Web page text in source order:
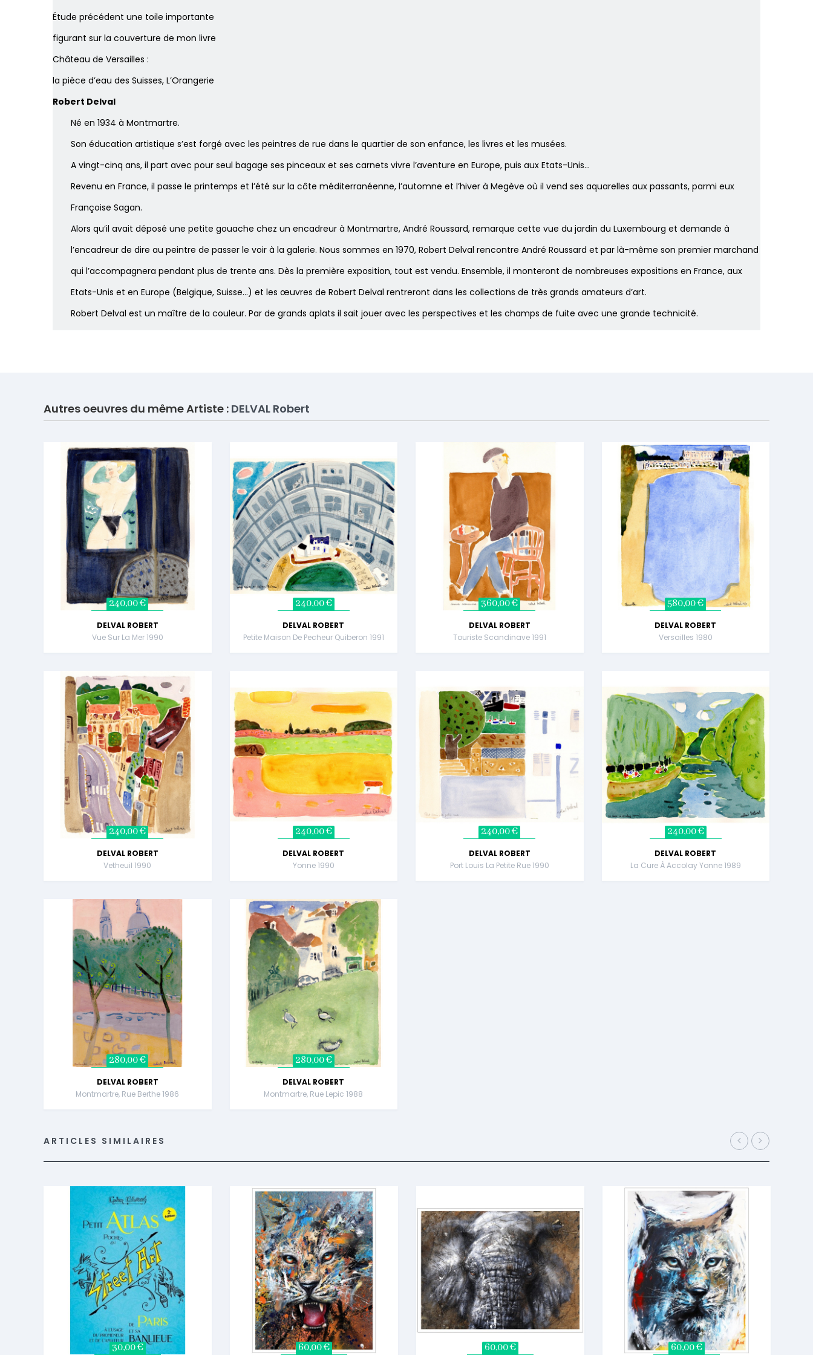
Étude précédent une toile importante
figurant sur la couverture de mon livre
Château de Versailles :
la pièce d’eau des Suisses, L’Orangerie
Robert Delval
Né en 1934 à Montmartre.
Son éducation artistique s’est forgé avec les peintres de rue dans le quartier de son enfance, les livres et les musées.
A vingt-cinq ans, il part avec pour seul bagage ses pinceaux et ses carnets vivre l’aventure en Europe, puis aux Etats-Unis…
Revenu en France, il passe le printemps et l’été sur la côte méditerranéenne, l’automne et l’hiver à Megève où il vend ses aquarelles aux passants, parmi eux
Françoise Sagan.
Alors qu’il avait déposé une petite gouache chez un encadreur à Montmartre, André Roussard, remarque cette vue du jardin du Luxembourg et demande à
l’encadreur de dire au peintre de passer le voir à la galerie. Nous sommes en 1970, Robert Delval rencontre André Roussard et par là-même son premier marchand
qui l’accompagnera pendant plus de trente ans. Dès la première exposition, tout est vendu. Ensemble, il monteront de nombreuses expositions en France, aux
Etats-Unis et en Europe (Belgique, Suisse…) et les œuvres de Robert Delval rentreront dans les collections de très grands amateurs d’art.
Robert Delval est un maître de la couleur. Par de grands aplats il sait jouer avec les perspectives et les champs de fuite avec une grande technicité.
Autres oeuvres du même Artiste : DELVAL Robert
240,00 €
DELVAL ROBERT
Vue Sur La Mer 1990
240,00 €
DELVAL ROBERT
Petite Maison De Pecheur Quiberon 1991
360,00 €
DELVAL ROBERT
Touriste Scandinave 1991
580,00 €
DELVAL ROBERT
Versailles 1980
240,00 €
DELVAL ROBERT
Vetheuil 1990
240,00 €
DELVAL ROBERT
Yonne 1990
240,00 €
DELVAL ROBERT
Port Louis La Petite Rue 1990
240,00 €
DELVAL ROBERT
La Cure À Accolay Yonne 1989
280,00 €
DELVAL ROBERT
Montmartre, Rue Berthe 1986
280,00 €
DELVAL ROBERT
Montmartre, Rue Lepic 1988
ARTICLES SIMILAIRES
30,00 € 60,00 € 60,00 € 60,00 €